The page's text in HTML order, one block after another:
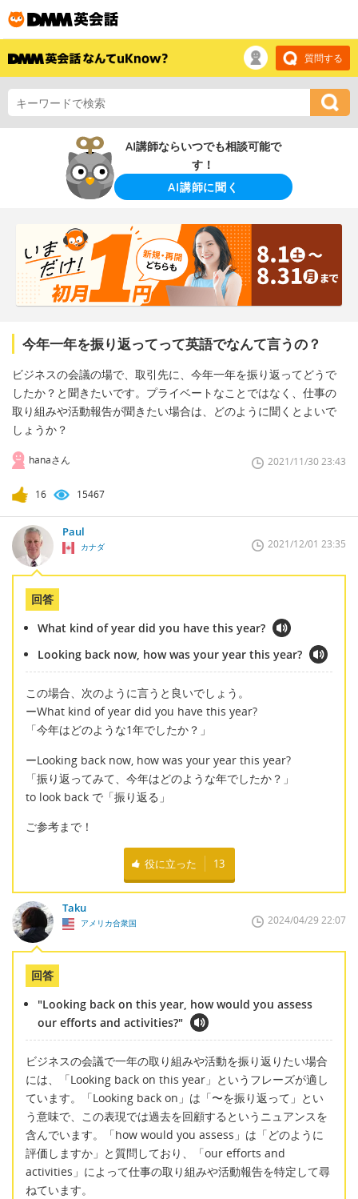
質問する
AI講師ならいつでも相談可能で
す！
AI講師に聞く
今年一年を振り返ってって英語でなんて言うの？
ビジネスの会議の場で、取引先に、今年一年を振り返ってどうで
したか？と聞きたいです。プライベートなことではなく、仕事の
取り組みや活動報告が聞きたい場合は、どのように聞くとよいで
しょうか？
hanaさん 2021/11/30 23:43
16 15467
Paul
カナダ 2021/12/01 23:35
回答
What kind of year did you have this year?
Looking back now, how was your year this year?
この場合、次のように言うと良いでしょう。
ーWhat kind of year did you have this year?
「今年はどのような1年でしたか？」
ーLooking back now, how was your year this year?
「振り返ってみて、今年はどのような年でしたか？」
to look back で「振り返る」
ご参考まで！
役に立った 13
Taku
アメリカ合衆国 2024/04/29 22:07
回答
"Looking back on this year, how would you assess
our efforts and activities?"
ビジネスの会議で一年の取り組みや活動を振り返りたい場合
には、「Looking back on this year」というフレーズが適し
ています。「Looking back on」は「〜を振り返って」とい
う意味で、この表現では過去を回顧するというニュアンスを
含んでいます。「how would you assess」は「どのように
評価しますか」と質問しており、「our efforts and
activities」によって仕事の取り組みや活動報告を特定して尋
ねています。